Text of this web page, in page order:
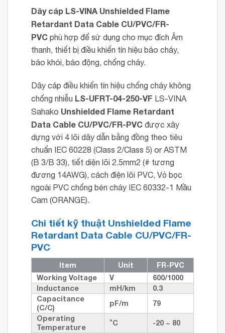
Dây cáp LS-VINA Unshielded Flame
Retardant Data Cable CU/PVC/FR-
PVC phù hợp để sử dụng cho mục đích Âm
thanh, thiết bị điều khiển tín hiệu báo cháy,
báo khói, báo động, chống cháy.
Dây cáp điều khiển tín hiệu chống cháy không
chống nhiễu LS-UFRT-04-250-VF LS-VINA
Sahako Unshielded Flame Retardant
Data Cable CU/PVC/FR-PVC được xây
dựng với 4 lõi dây dẫn bằng đồng theo tiêu
chuẩn IEC 60228 (Class 2/Class 5) or ASTM
(B 3/B 33), tiết diện lõi 2.5mm2 (# tương
đương 14AWG), cách điện lõi PVC, Vỏ bọc
ngoài PVC chống bén cháy IEC 60332-1 Mầu
Cam (ORANGE).
Chi tiết kỹ thuật Unshielded Flame
Retardant Data Cable CU/PVC/FR-
PVC
Item Unit
FR-PVC
Working Voltage
V
600/1000
Inductance
mH/km
0.3
Capacitance
(C/C)
pF/m
79
Operating
Temperature
˚C
-20 ~ 80